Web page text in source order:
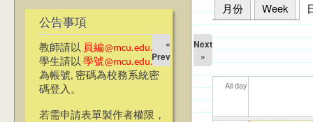
公告事項
教師請以 員編@mcu.edu.tw
學生請以 學號@mcu.edu.tw
為帳號, 密碼為校務系統密
碼登入。
若需申請表單製作者權限，
主要索引標籤
月份 Week
«
Prev
Next
»
All day